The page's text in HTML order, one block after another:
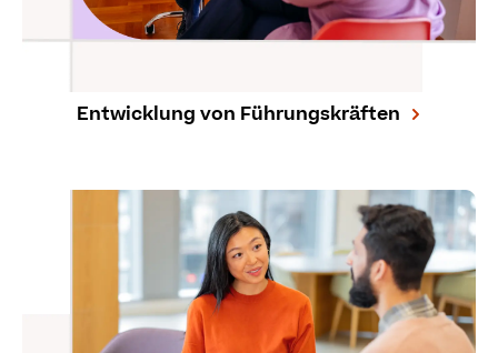
Entwicklung von Führungskräften